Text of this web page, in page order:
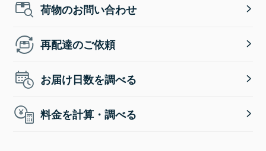
荷物のお問い合わせ
再配達のご依頼
お届け日数を調べる
料金を計算・調べる